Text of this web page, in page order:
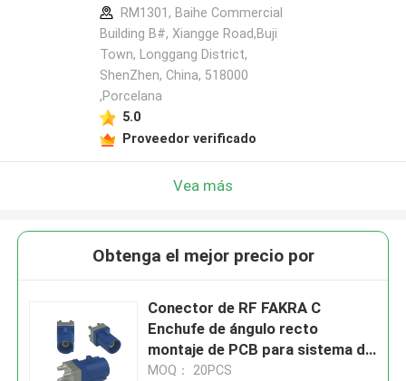
RM1301, Baihe Commercial
Building B#, Xiangge Road,Buji
Town, Longgang District,
ShenZhen, China, 518000
,Porcelana
5.0
Proveedor verificado
Vea más
Obtenga el mejor precio por
Conector de RF FAKRA C
Enchufe de ángulo recto
montaje de PCB para sistema de
navegación antena
MOQ： 20PCS